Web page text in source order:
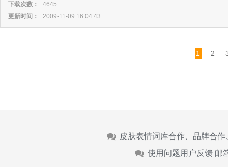
下载次数：
4645
更新时间：
2009-11-09 16:04:43
1 2
皮肤表情词库合作、品牌合
使用问题用户反馈 邮